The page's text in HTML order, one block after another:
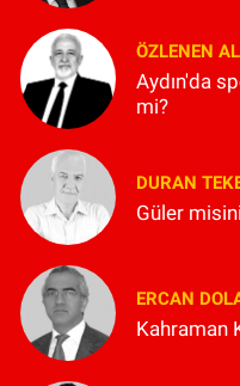
ÖZLENEN
Aydın'da
mi?
DURAN
Güler
ERCAN
Kahraman